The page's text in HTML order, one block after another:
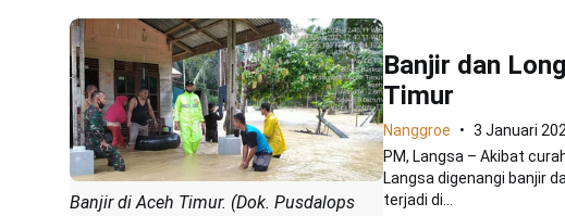
Banjir di Aceh Timur. (Dok. Pusdalops
Banjir dan
Timur
Nanggroe
3 Januari
PM, Langsa – Akibat
Langsa digenangi banjir
terjadi di...